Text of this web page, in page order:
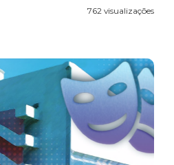
762 visualizações